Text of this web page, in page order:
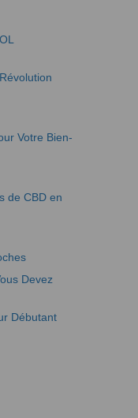
Votre Bien-
de CBD en
Devez
Débutant